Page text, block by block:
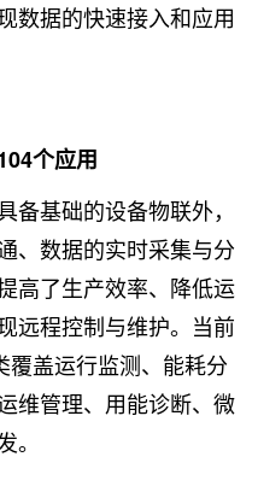
数据的快速接入和应用
个应用
基础的设备物联外，
、数据的实时采集与分
高了生产效率、降低运
远程控制与维护。当前
覆盖运行监测、能耗分
维管理、用能诊断、微
。